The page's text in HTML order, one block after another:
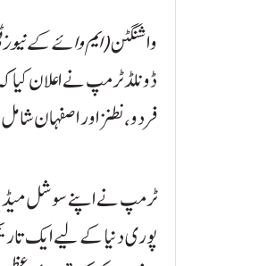
واشنگٹن(ایم وائے کے
ڈونلڈ ٹرمپ نے اعلان کیا
فردو، نطنز اور اصفہان
ٹرمپ نے اپنے سوشل
پوری دنیا کے لیے ایک